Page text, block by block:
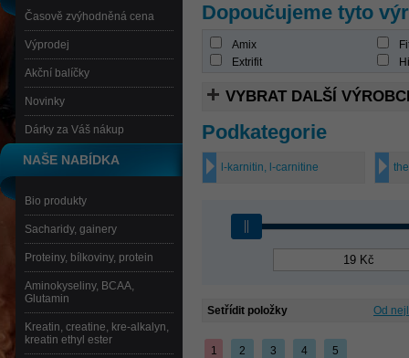
Dopoučujeme tyto
Amix
Extrifit
VYBRAT DALŠÍ
Podkategorie
l-karnitin, l-carnitine
Setřídit položky Od
1 2 3 4 5
Časově zvýhodněná cena
Výprodej
Akční balíčky
Novinky
Dárky za Váš nákup
NAŠE NABÍDKA
Bio produkty
Sacharidy, gainery
Proteiny, bílkoviny, protein
Aminokyseliny, BCAA,
Glutamin
Kreatin, creatine, kre-alkalyn,
kreatin ethyl ester